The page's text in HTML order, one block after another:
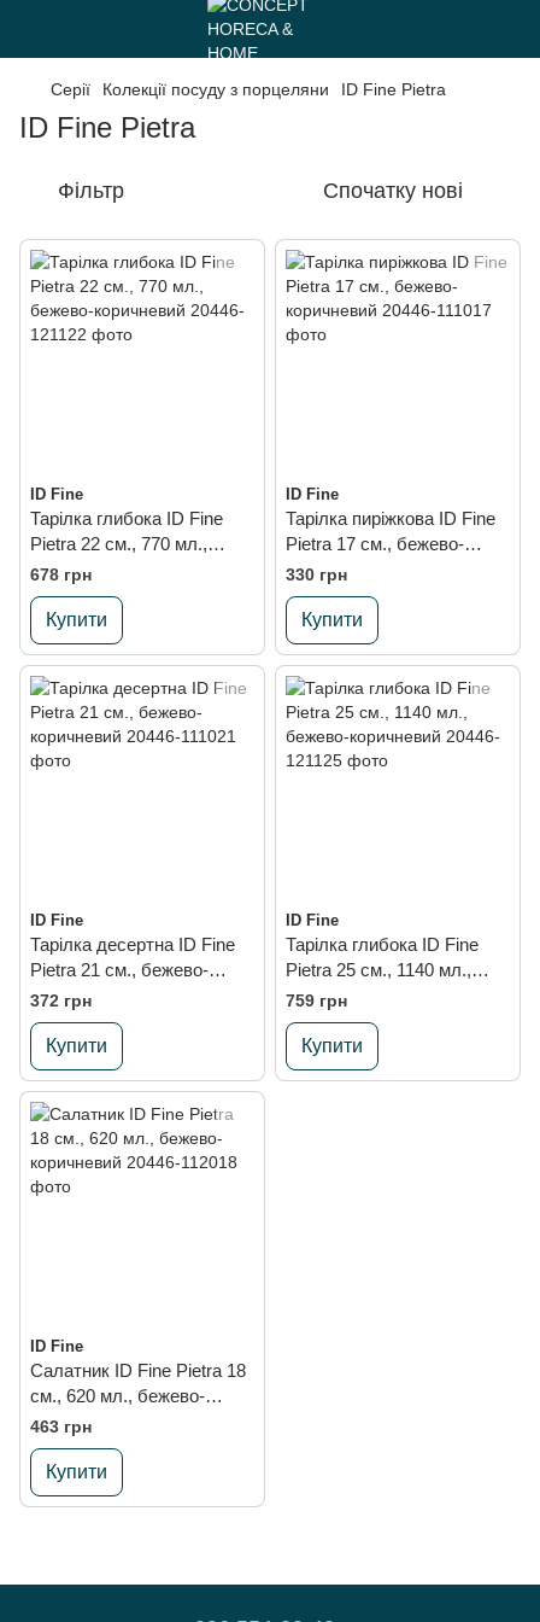
Серії Колекції посуду з порцеляни ID Fine Pietra
ID Fine Pietra
Фільтр Спочатку нові
ID Fine
Тарілка глибока ID Fine
Pietra 22 см., 770 мл.,
бежево-коричневий
678 грн
Купити
ID Fine
Тарілка пиріжкова ID Fine
Pietra 17 см., бежево-
коричневий
330 грн
Купити
ID Fine
Тарілка десертна ID Fine
Pietra 21 см., бежево-
коричневий
372 грн
Купити
ID Fine
Тарілка глибока ID Fine
Pietra 25 см., 1140 мл.,
бежево-коричневий
759 грн
Купити
ID Fine
Салатник ID Fine Pietra 18
см., 620 мл., бежево-
коричневий
463 грн
Купити